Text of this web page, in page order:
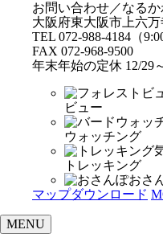
お問い合わせ／なる
大阪府東大阪市上六万
TEL 072-988-4184（
FAX 072-968-9500
年末年始の定休 12/29
ビュー
ウォッチング
トレッキング
おさ
マップダウンロード
MENU